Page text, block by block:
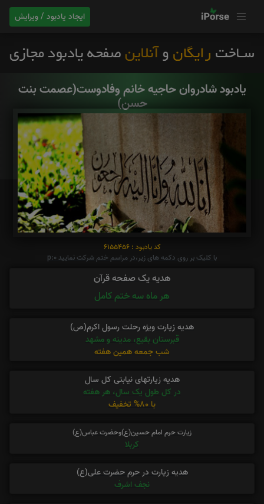
ایجاد یادبود / ویرایش
یادبود شادروان حاجیه خانم وفادوست(عصمت بنت
حسن)
کد یادبود : 6155456
با کلیک بر روی دکمه های زیر،در مراسم ختم شرکت نمایید p:0
هدیه یک صفحه قرآن
هر ماه سه ختم کامل
هدیه زیارت ویژه رحلت رسول اکرم(ص)
قبرستان بقیع، مدینه و مشهد
شب جمعه همین هفته
هدیه زیارتهای نیابتی کل سال
در کل طول یک سال، هر هفته
با 80% تخفیف
زیارت حرم امام حسین(ع)وحضرت عباس(ع)
کربلا
هدیه زیارت در حرم حضرت علی(ع)
نجف اشرف